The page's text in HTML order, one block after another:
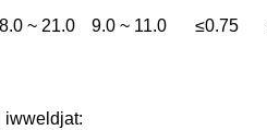
~ 21.0 9.0 ~ 11.0 ≤0.75
iwweldjat: